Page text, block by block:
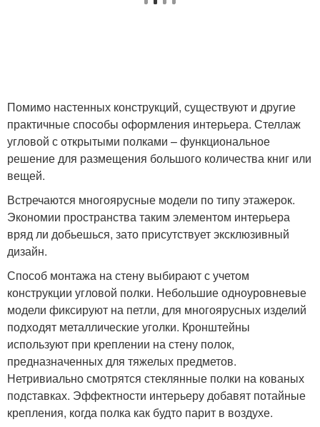
Помимо настенных конструкций, существуют и другие
практичные способы оформления интерьера. Стеллаж
угловой с открытыми полками – функциональное
решение для размещения большого количества книг или
вещей.
Встречаются многоярусные модели по типу этажерок.
Экономии пространства таким элементом интерьера
вряд ли добьешься, зато присутствует эксклюзивный
дизайн.
Способ монтажа на стену выбирают с учетом
конструкции угловой полки. Небольшие одноуровневые
модели фиксируют на петли, для многоярусных изделий
подходят металлические уголки. Кронштейны
используют при креплении на стену полок,
предназначенных для тяжелых предметов.
Нетривиально смотрятся стеклянные полки на кованых
подставках. Эффектности интерьеру добавят потайные
крепления, когда полка как будто парит в воздухе.